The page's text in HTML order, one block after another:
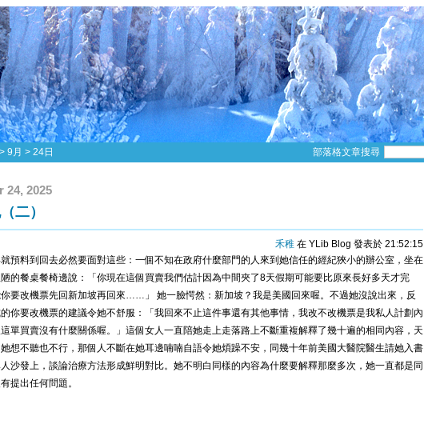
> 9月 > 24日 部落格文章搜尋
24, 2025
二）
禾稚 在 YLib Blog 發表於 21:52:15
預料到回去必然要面對這些：一個不知在政府什麼部門的人來到她信任的經紀狹小的辦公室，坐在
的餐桌餐椅邊說：「你現在這個買賣我們估計因為中間夾了8天假期可能要比原來長好多天才完
要改機票先回新加坡再回來……」 她一臉愕然：新加坡？我是美國回來喔。不過她沒說出來，反
你要改機票的建議令她不舒服：「我回來不止這件事還有其他事情，我改不改機票是我私人計劃內
單買賣沒有什麼關係喔。」這個女人一直陪她走上走落路上不斷重複解釋了幾十遍的相同內容，天
想不聽也不行，那個人不斷在她耳邊喃喃自語令她煩躁不安，同幾十年前美國大醫院醫生請她入書
沙發上，談論治療方法形成鮮明對比。她不明白同樣的內容為什麼要解釋那麼多次，她一直都是同
提出任何問題。